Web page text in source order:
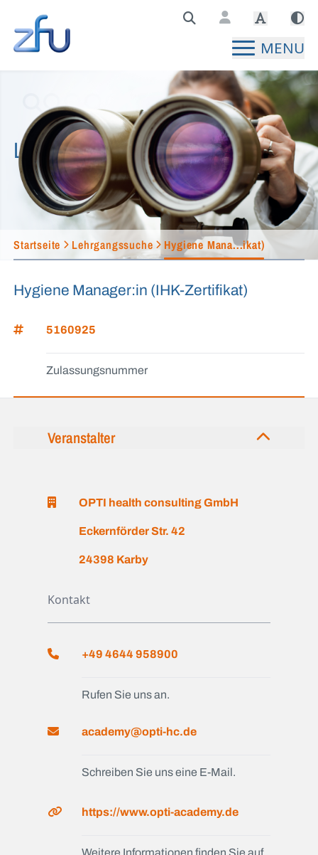
Zentralstelle für Fernunterricht Hauptseite
MENU
Lehrgangssuche
Startseite Lehrgangssuche Hygiene Mana...ikat)
Hygiene Manager:in (IHK-Zertifikat)
5160925
Zulassungsnummer
Veranstalter
OPTI health consulting GmbH
Eckernförder Str. 42
24398 Karby
Kontakt
+49 4644 958900
Rufen Sie uns an.
academy@opti-hc.de
Schreiben Sie uns eine E-Mail.
https://www.opti-academy.de